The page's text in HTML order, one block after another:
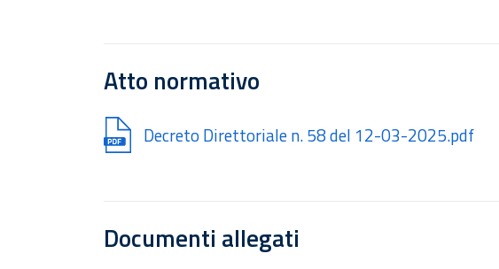
Atto normativo
Document
Decreto Direttoriale n. 58 del 12-03-2025.pdf
Documenti allegati